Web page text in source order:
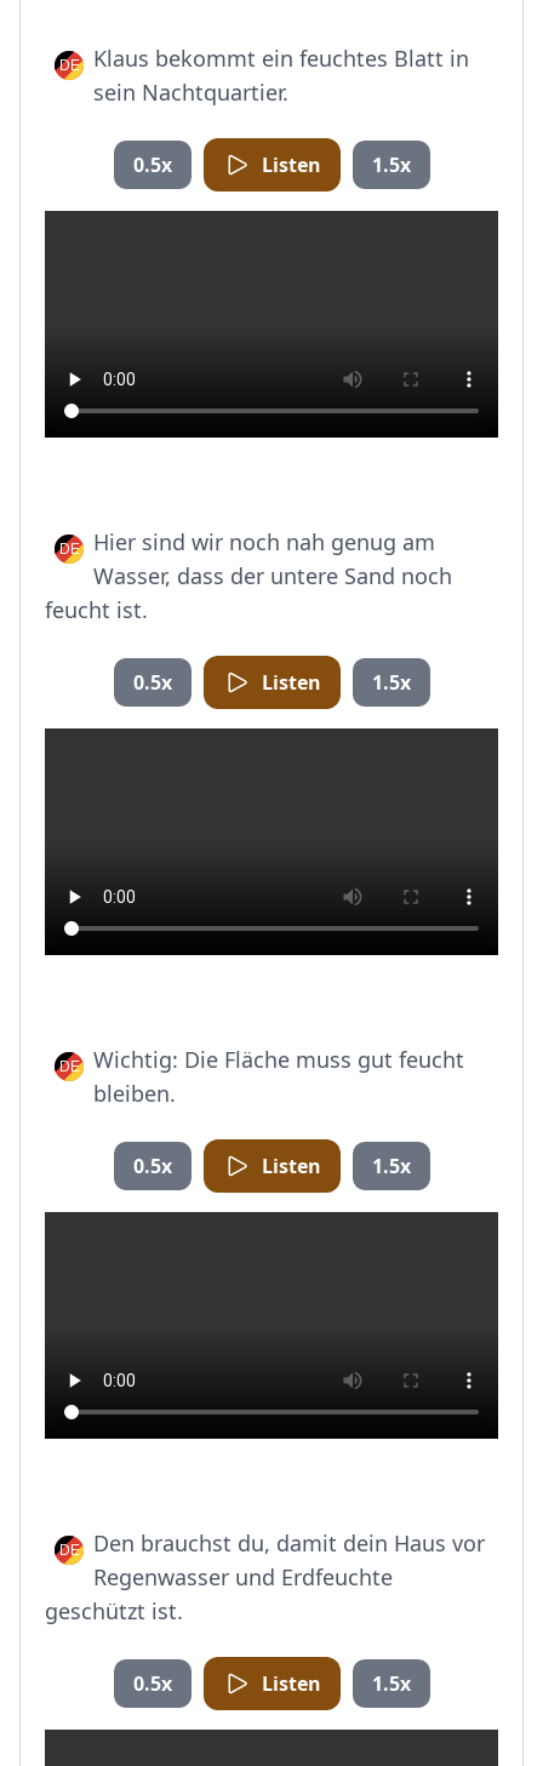
Klaus bekommt ein feuchtes Blatt in
sein Nachtquartier.
0.5x Listen 1.5x
Hier sind wir noch nah genug am
Wasser, dass der untere Sand noch
feucht ist.
0.5x Listen 1.5x
Wichtig: Die Fläche muss gut feucht
bleiben.
0.5x Listen 1.5x
Den brauchst du, damit dein Haus vor
Regenwasser und Erdfeuchte
geschützt ist.
0.5x Listen 1.5x